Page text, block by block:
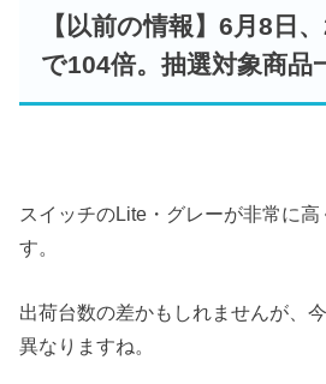
【以前の情報】6月8日
で104倍。抽選対象商品
スイッチのLite・グレーが非常に高
す。
出荷台数の差かもしれませんが、
異なりますね。